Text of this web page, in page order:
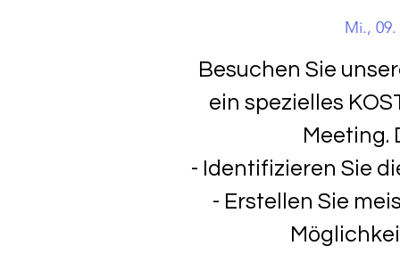
Mi.,
Besuchen Sie
ein spezielles
Meeting.
- Identifizieren Sie
- Erstellen Sie